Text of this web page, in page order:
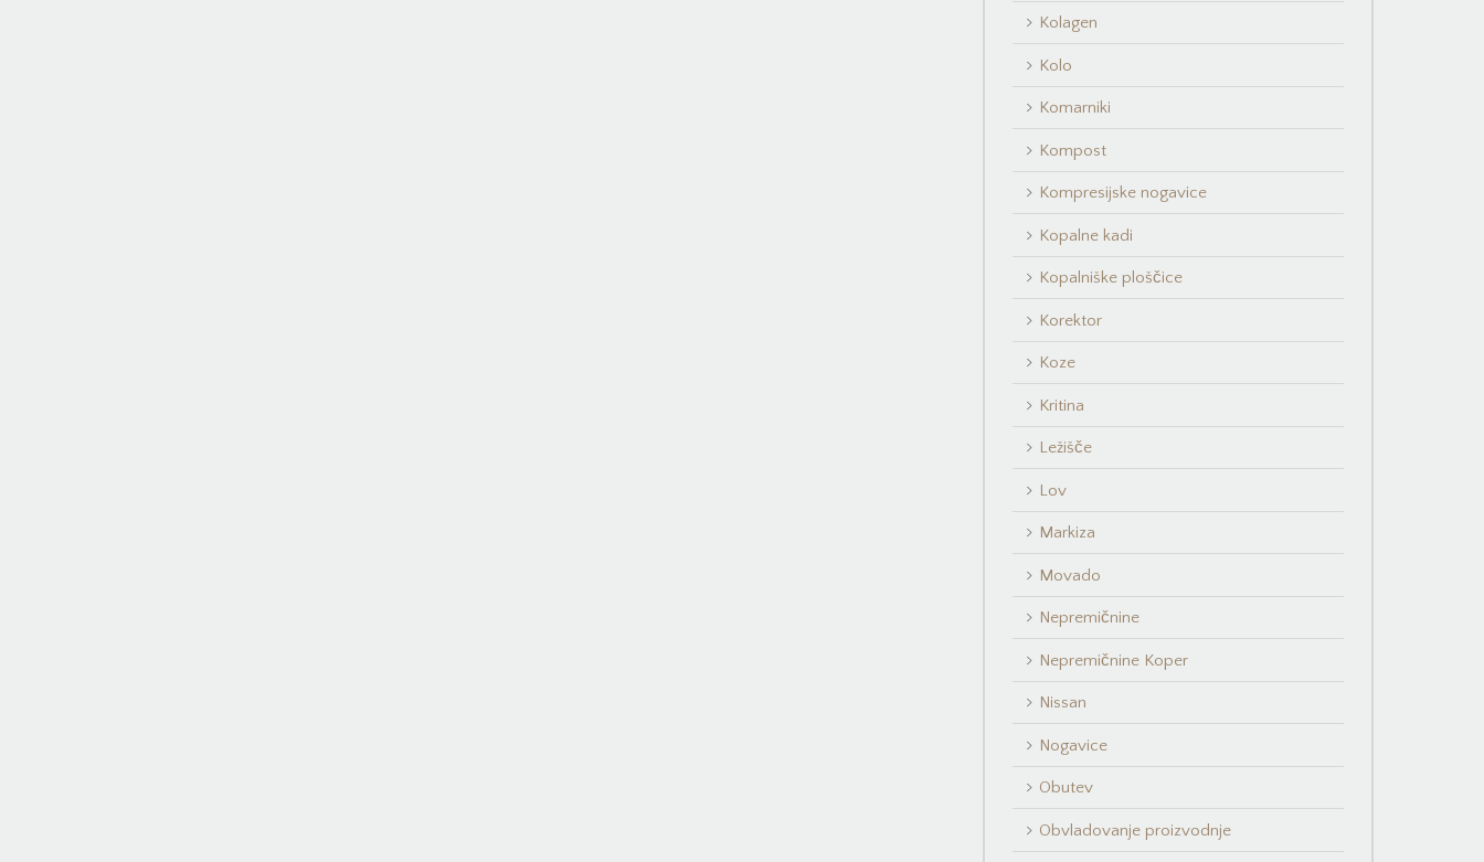
Kolagen
Kolo
Komarniki
Kompost
Kompresijske nogavice
Kopalne kadi
Kopalniške ploščice
Korektor
Koze
Kritina
Ležišče
Lov
Markiza
Movado
Nepremičnine
Nepremičnine Koper
Nissan
Nogavice
Obutev
Obvladovanje proizvodnje